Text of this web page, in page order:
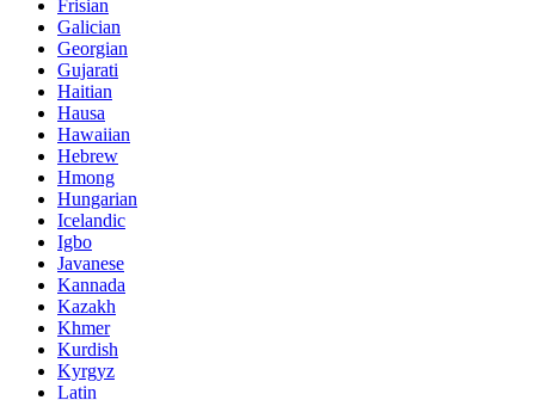
Frisian
Galician
Georgian
Gujarati
Haitian
Hausa
Hawaiian
Hebrew
Hmong
Hungarian
Icelandic
Igbo
Javanese
Kannada
Kazakh
Khmer
Kurdish
Kyrgyz
Latin